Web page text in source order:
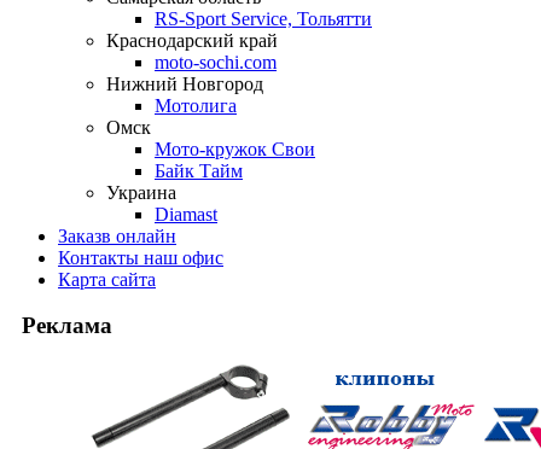
RS-Sport Service, Тольятти
Краснодарский край
moto-sochi.com
Нижний Новгород
Мотолига
Омск
Мото-кружок Свои
Байк Тайм
Украина
Diamast
Заказв онлайн
Контакты наш офис
Карта сайта
Реклама